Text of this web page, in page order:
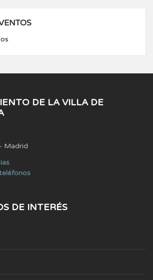
DE LA VILLA DE
Madrid
DE INTERÉS